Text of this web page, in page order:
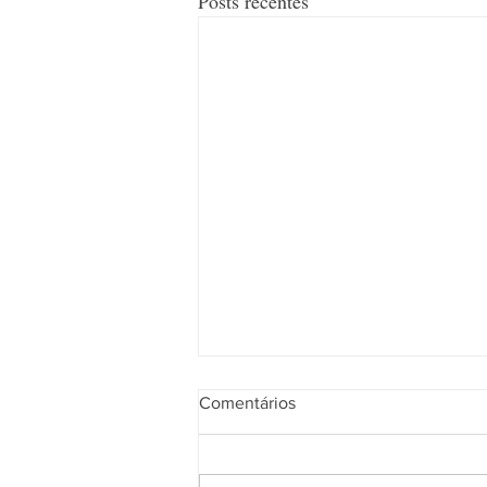
Líquen escleroso e câncer
vulvar: avaliação de claudinas
e p53
câncer vulvar: avaliação de claudinas
Comentários